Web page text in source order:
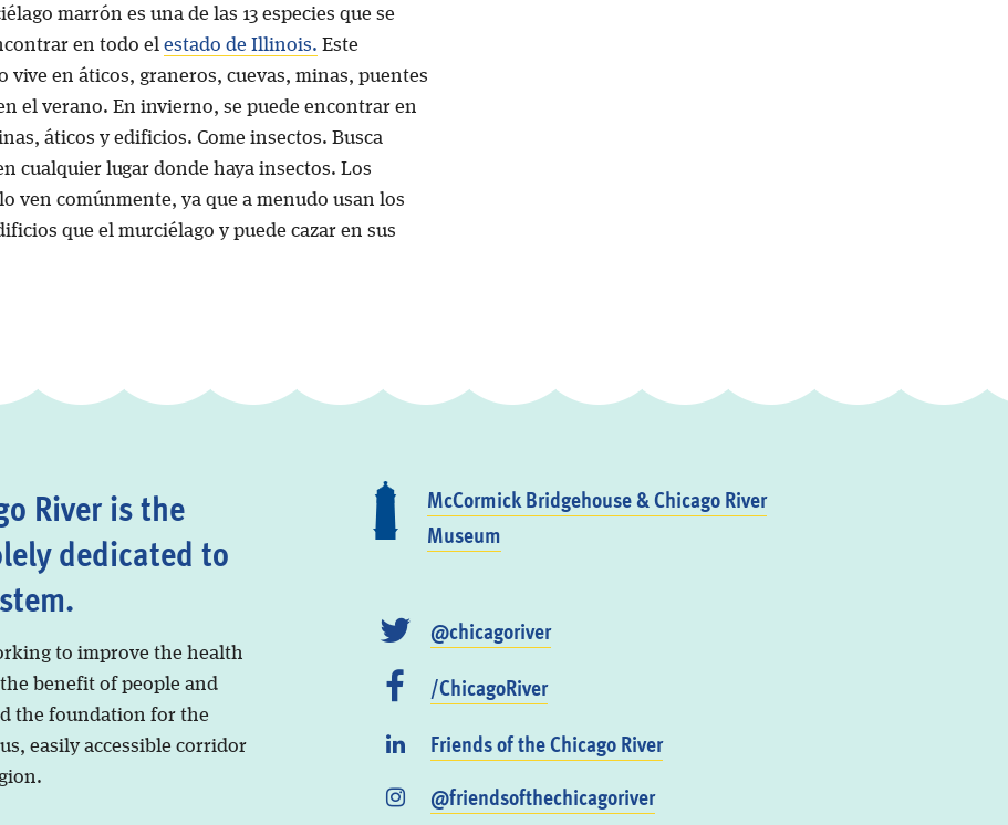
marrón es una de las 13 especies que se
en todo el estado de Illinois. Este
vive en áticos, graneros, cuevas, minas, puentes
el verano. En invierno, se puede encontrar en
áticos y edificios. Come insectos. Busca
cualquier lugar donde haya insectos. Los
ven comúnmente, ya que a menudo usan los
que el murciélago y puede cazar en sus
River is the
dedicated to
to improve the health
benefit of people and
the foundation for the
easily accessible corridor
McCormick Bridgehouse & Chicago River
Museum
@chicagoriver
/ChicagoRiver
Friends of the Chicago River
@friendsofthechicagoriver